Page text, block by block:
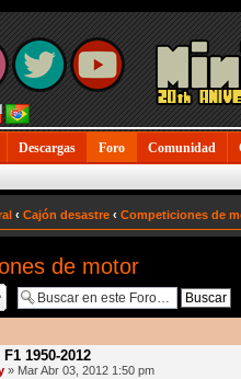
Descargas Foro Comunidad
‹ Cajón desastre ‹ Competiciones de
de motor
1950-2012
» Mar Abr 03, 2012 1:50 pm